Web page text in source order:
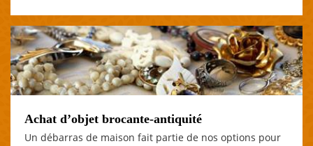
Achat d’objet brocante-antiquité
Un débarras de maison fait partie de nos options pour